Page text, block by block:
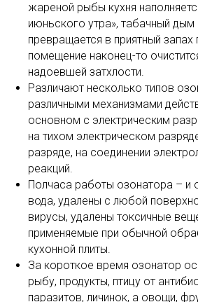
жареной рыбы кухня
июньского утра», табачный
превращается в приятный
помещение наконец-то
надоевшей затхлости.
Различают несколько типов
различными механизмами
основном с электрическим
на тихом электрическом
разряде, на соединении
реакций.
Полчаса работы озонатора – и
вода, удалены с любой
вирусы, удалены токсичные
применяемые при обычной
кухонной плиты.
За короткое время озонатор
рыбу, продукты, птицу от
паразитов, личинок, а овощи,